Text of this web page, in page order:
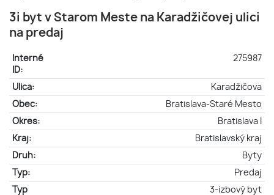
3i byt v Starom Meste na Karadžičovej ulici
na predaj
Interné
ID:
275987
Ulica:
Karadžičova
Obec:
Bratislava-Staré Mesto
Okres:
Bratislava I
Kraj:
Bratislavský kraj
Druh:
Byty
Typ:
Predaj
Typ
3-izbový byt